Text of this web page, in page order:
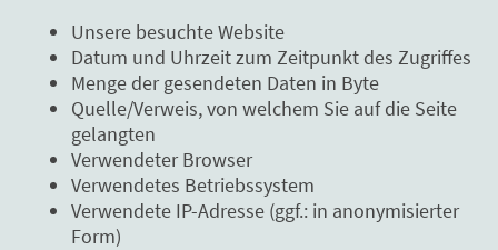
Unsere besuchte Website
Datum und Uhrzeit zum Zeitpunkt des Zugriffes
Menge der gesendeten Daten in Byte
Quelle/Verweis, von welchem Sie auf die Seite
gelangten
Verwendeter Browser
Verwendetes Betriebssystem
Verwendete IP-Adresse (ggf.: in anonymisierter
Form)